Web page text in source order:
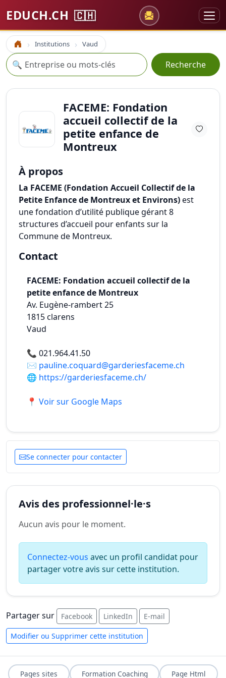
EDUCH.CH 🇨🇭
Accueil Institutions Vaud
Recherche
🔍 Recherche
FACEME: Fondation
accueil collectif de la
petite enfance de
Montreux
À propos
La FACEME (Fondation Accueil Collectif de la
Petite Enfance de Montreux et Environs)est
une fondation d’utilité publique gérant 8
structures d’accueil pour enfants sur la
Commune de Montreux.
Contact
FACEME: Fondation accueil collectif de la
petite enfance de Montreux
Av. Eugène-rambert 25
1815clarens
Vaud
📞 021.964.41.50
✉️ pauline.coquard@garderiesfaceme.ch
🌐 https://garderiesfaceme.ch/
📍 Voir sur Google Maps
Se connecter pour contacter
Avis des professionnel·le·s
Aucun avis pour le moment.
Connectez-vous avec un profil candidat pour
partager votre avis sur cette institution.
Partager sur Facebook LinkedIn E-mail
Modifier ou Supprimer cette institution
Pages sites Formation Coaching Page Html